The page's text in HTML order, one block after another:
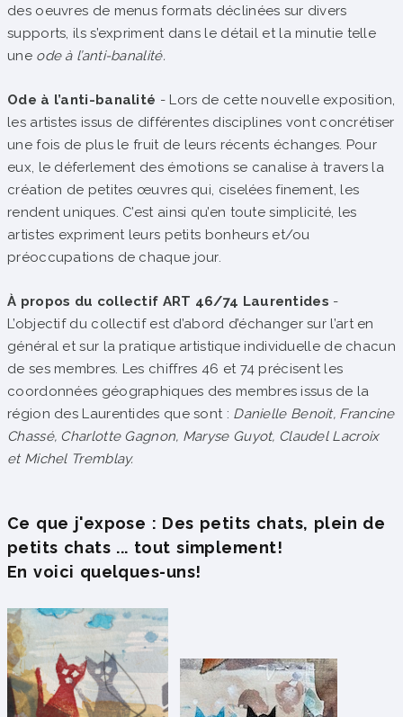
des oeuvres de menus formats déclinées sur divers
supports, ils s’expriment dans le détail et la minutie telle
une ode à l’anti-banalité.
Ode à l’anti-banalité - Lors de cette nouvelle exposition,
les artistes issus de différentes disciplines vont concrétiser
une fois de plus le fruit de leurs récents échanges. Pour
eux, le déferlement des émotions se canalise à travers la
création de petites œuvres qui, ciselées finement, les
rendent uniques. C’est ainsi qu’en toute simplicité, les
artistes expriment leurs petits bonheurs et/ou
préoccupations de chaque jour.
À propos du collectif ART 46/74 Laurentides -
L’objectif du collectif est d’abord d’échanger sur l’art en
général et sur la pratique artistique individuelle de chacun
de ses membres. Les chiffres 46 et 74 précisent les
coordonnées géographiques des membres issus de la
région des Laurentides que sont : Danielle Benoit, Francine
Chassé, Charlotte Gagnon, Maryse Guyot, Claudel Lacroix
et Michel Tremblay.
Ce que j'expose : Des petits chats, plein de
petits chats ... tout simplement!
En voici quelques-uns!